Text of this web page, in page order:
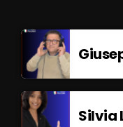
Silvia